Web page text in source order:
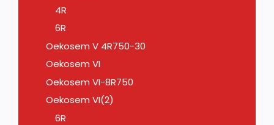
4R
6R
Oekosem V 4R750-30
Oekosem VI
Oekosem VI-8R750
Oekosem VI(2)
6R